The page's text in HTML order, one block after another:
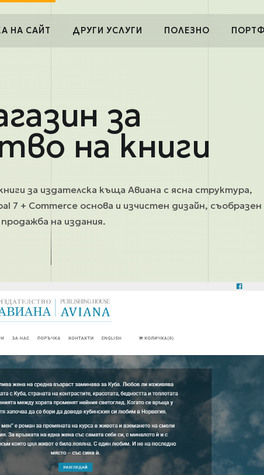
НА САЙТ ДРУГИ УСЛУГИ ПОЛЕЗНО
за
на книги
за издателска къща Авиана с ясна структура,
7 + Commerce основа и изчистен дизайн, съобразен
на издания.